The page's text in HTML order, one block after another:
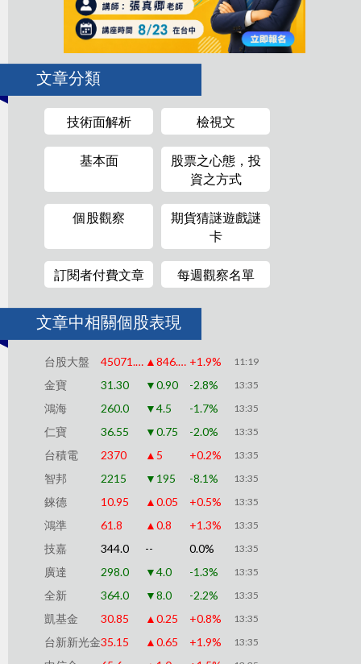
文章分類
技術面解析 檢視文
基本面
股票之心態，投
資之方式
個股觀察
期貨猜謎遊戲謎
卡
訂閱者付費文章 每週觀察名單
文章中相關個股表現
台股大盤 45071.99 ▲846.08 +1.9% 11:19
金寶 31.30 ▼0.90 -2.8% 13:35
鴻海 260.0 ▼4.5 -1.7% 13:35
仁寶 36.55 ▼0.75 -2.0% 13:35
台積電 2370 ▲5 +0.2% 13:35
智邦 2215 ▼195 -8.1% 13:35
錸德 10.95 ▲0.05 +0.5% 13:35
鴻準 61.8 ▲0.8 +1.3% 13:35
技嘉 344.0 -- 0.0% 13:35
廣達 298.0 ▼4.0 -1.3% 13:35
全新 364.0 ▼8.0 -2.2% 13:35
凱基金 30.85 ▲0.25 +0.8% 13:35
台新新光金35.15 ▲0.65 +1.9% 13:35